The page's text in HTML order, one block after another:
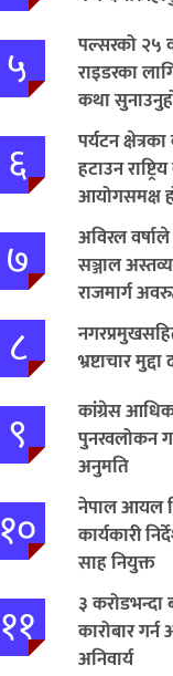
५
पल्सरको २५
राइडरका
कथा
जित्नुहोस्
६
पर्यटन
हटाउन
आयोगसमक्ष
बागमतीका
७
अविरल
सञ्जाल
राजमार्ग
८
भ्रष्टाचार
९
कांग्रेस
पुनरवलोकन
अनुमति
१०
नेपाल आयल
कार्यकारी
साह नियुक्त
११
३ करोडभन्दा
कारोबार
अनिवार्य